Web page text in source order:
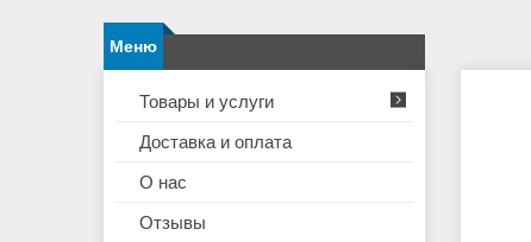
Товары и услуги
Доставка и оплата
О нас
Отзывы